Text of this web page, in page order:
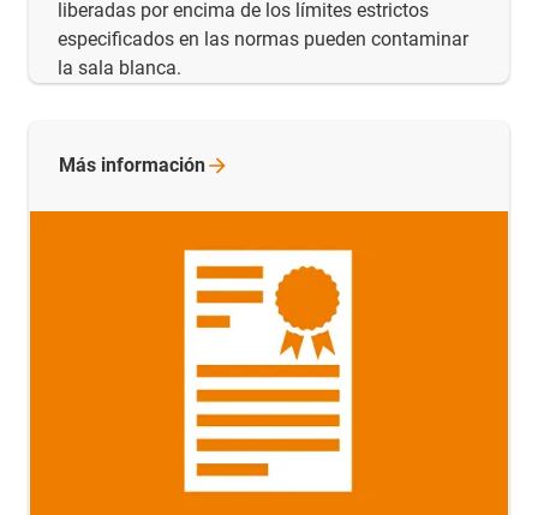
liberadas por encima de los límites estrictos
especificados en las normas pueden contaminar
la sala blanca.
Más información